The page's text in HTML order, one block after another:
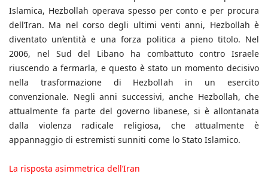
Islamica, Hezbollah operava spesso per conto e per procura
dell’Iran. Ma nel corso degli ultimi venti anni, Hezbollah è
diventato un’entità e una forza politica a pieno titolo. Nel
2006, nel Sud del Libano ha combattuto contro Israele
riuscendo a fermarla, e questo è stato un momento decisivo
nella trasformazione di Hezbollah in un esercito
convenzionale. Negli anni successivi, anche Hezbollah, che
attualmente fa parte del governo libanese, si è allontanata
dalla violenza radicale religiosa, che attualmente è
appannaggio di estremisti sunniti come lo Stato Islamico.
La risposta asimmetrica dell’Iran